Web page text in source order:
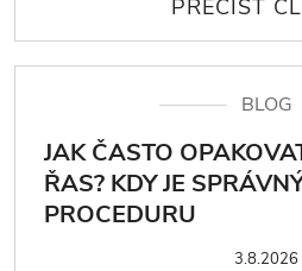
BLOG
JAK ČASTO
ŘAS? KDY JE
PROCEDURU
3.8.2026